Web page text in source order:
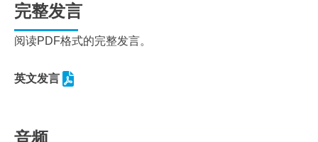
完整发言
阅读PDF格式的完整发言。
英文发言
音频